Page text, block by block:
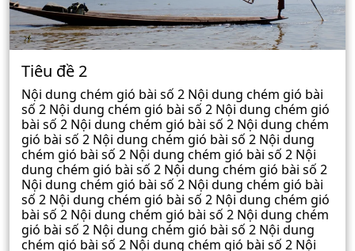
Tiêu đề 2
Nội dung chém gió bài số 2 Nội dung chém gió bài
số 2 Nội dung chém gió bài số 2 Nội dung chém gió
bài số 2 Nội dung chém gió bài số 2 Nội dung chém
gió bài số 2 Nội dung chém gió bài số 2 Nội dung
chém gió bài số 2 Nội dung chém gió bài số 2 Nội
dung chém gió bài số 2 Nội dung chém gió bài số 2
Nội dung chém gió bài số 2 Nội dung chém gió bài
số 2 Nội dung chém gió bài số 2 Nội dung chém gió
bài số 2 Nội dung chém gió bài số 2 Nội dung chém
gió bài số 2 Nội dung chém gió bài số 2 Nội dung
chém gió bài số 2 Nội dung chém gió bài số 2 Nội